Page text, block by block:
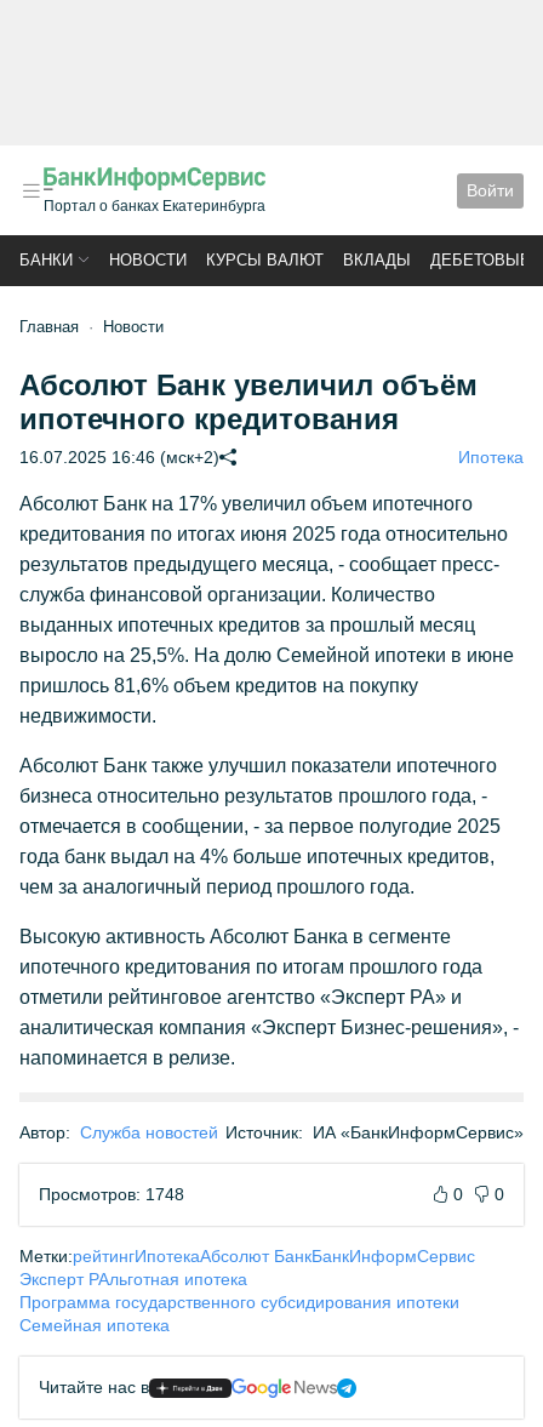
Портал о банках Екатеринбурга
Войти
БАНКИ НОВОСТИ КУРСЫ ВАЛЮТ ВКЛАДЫ ДЕБЕТОВЫЕ
Главная Новости
Абсолют Банк увеличил объём
ипотечного кредитования
16.07.2025 16:46 (мск+2) Ипотека
Абсолют Банк на 17% увеличил объем ипотечного
кредитования по итогах июня 2025 года относительно
результатов предыдущего месяца, - сообщает пресс-
служба финансовой организации. Количество
выданных ипотечных кредитов за прошлый месяц
выросло на 25,5%. На долю Семейной ипотеки в июне
пришлось 81,6% объем кредитов на покупку
недвижимости.
Абсолют Банк также улучшил показатели ипотечного
бизнеса относительно результатов прошлого года, -
отмечается в сообщении, - за первое полугодие 2025
года банк выдал на 4% больше ипотечных кредитов,
чем за аналогичный период прошлого года.
Высокую активность Абсолют Банка в сегменте
ипотечного кредитования по итогам прошлого года
отметили рейтинговое агентство «Эксперт РА» и
аналитическая компания «Эксперт Бизнес-решения», -
напоминается в релизе.
Автор: Служба новостей Источник: ИА «БанкИнформСервис»
Просмотров: 1748 0 0
Метки:рейтингИпотекаАбсолют БанкБанкИнформСервис
Эксперт РАльготная ипотека
Программа государственного субсидирования ипотеки
Семейная ипотека
Читайте нас в